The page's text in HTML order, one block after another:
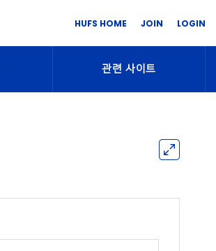
HUFS HOME JOIN LOGIN
관련 사이트